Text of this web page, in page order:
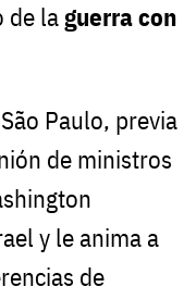
de laguerra con
Paulo, previa
de ministros
y le anima a
de